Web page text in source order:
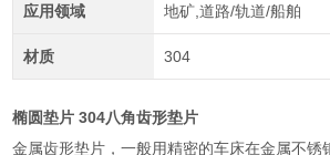
应用领域 地矿,道路/轨道/船舶
材质 304
椭圆垫片 304八角齿形垫片
金属齿形垫片，一般用精密的车床在金属不锈